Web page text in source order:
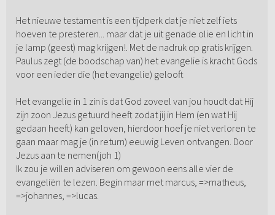
Het nieuwe testament is een tijdperk dat je niet zelf iets
hoeven te presteren... maar dat je uit genade olie en licht in
je lamp (geest) mag krijgen!. Met de nadruk op gratis krijgen.
Paulus zegt (de boodschap van) het evangelie is kracht Gods
voor een ieder die (het evangelie) gelooft
Het evangelie in 1 zin is dat God zoveel van jou houdt dat Hij
zijn zoon Jezus getuurd heeft zodat jij in Hem (en wat Hij
gedaan heeft) kan geloven, hierdoor hoef je niet verloren te
gaan maar mag je (in return) eeuwig Leven ontvangen. Door
Jezus aan te nemen(joh 1)
Ik zou je willen adviseren om gewoon eens alle vier de
evangeliën te lezen. Begin maar met marcus, =>matheus,
=>johannes, =>lucas.